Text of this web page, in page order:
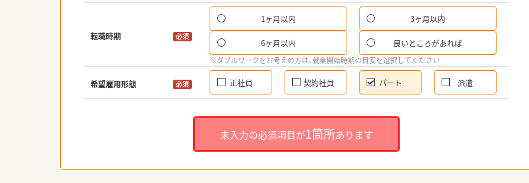
転職時期 必須
1ヶ月以内 3ヶ月以内
6ヶ月以内 良いところがあれば
※ダブルワークをお考えの方は、就業開始時期の目安を選択してください
希望雇用形態 必須 正社員 契約社員 パート 派遣
未入力の必須項目が1箇所あります